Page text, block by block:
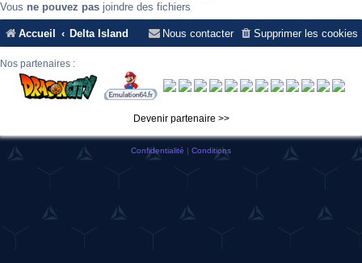
Vous ne pouvez pas joindre des fichiers
Accueil Delta Island Supprimer les cookies
Nous contacter
Nos partenaires :
Devenir partenaire >>
Confidentialité | Conditions